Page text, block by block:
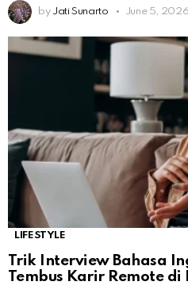
by Jati Sunarto June 5,
LIFESTYLE
Trik Interview Bahasa
Tembus Karir Remote di